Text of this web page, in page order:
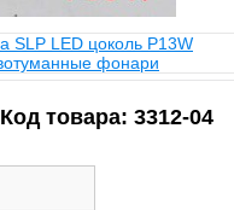
Код товара: 3312-04